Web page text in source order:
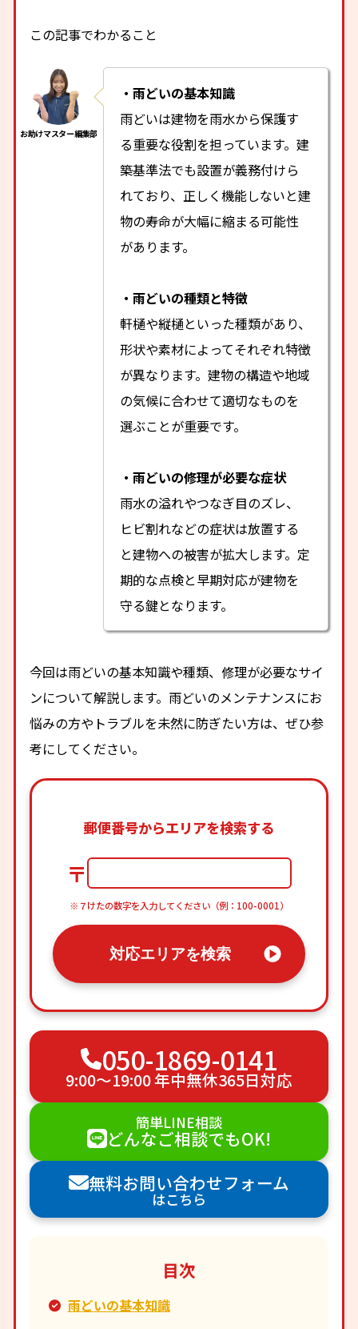
この記事でわかること
・雨どいの基本知識
雨どいは建物を雨水から保護す
る重要な役割を担っています。建
築基準法でも設置が義務付けら
れており、正しく機能しないと建
物の寿命が大幅に縮まる可能性
があります。
・雨どいの種類と特徴
軒樋や縦樋といった種類があり、
形状や素材によってそれぞれ特徴
が異なります。建物の構造や地域
の気候に合わせて適切なものを
選ぶことが重要です。
・雨どいの修理が必要な症状
雨水の溢れやつなぎ目のズレ、
ヒビ割れなどの症状は放置する
と建物への被害が拡大します。定
期的な点検と早期対応が建物を
守る鍵となります。
今回は雨どいの基本知識や種類、修理が必要なサイ
ンについて解説します。雨どいのメンテナンスにお
悩みの方やトラブルを未然に防ぎたい方は、ぜひ参
考にしてください。
郵便番号からエリアを検索する
〒
※７けたの数字を入力してください（例：100-0001）
対応エリアを検索
050-1869-0141
9:00〜19:00 年中無休365日対応
簡単LINE相談
どんなご相談でもOK!
無料お問い合わせフォーム
はこちら
目次
雨どいの基本知識